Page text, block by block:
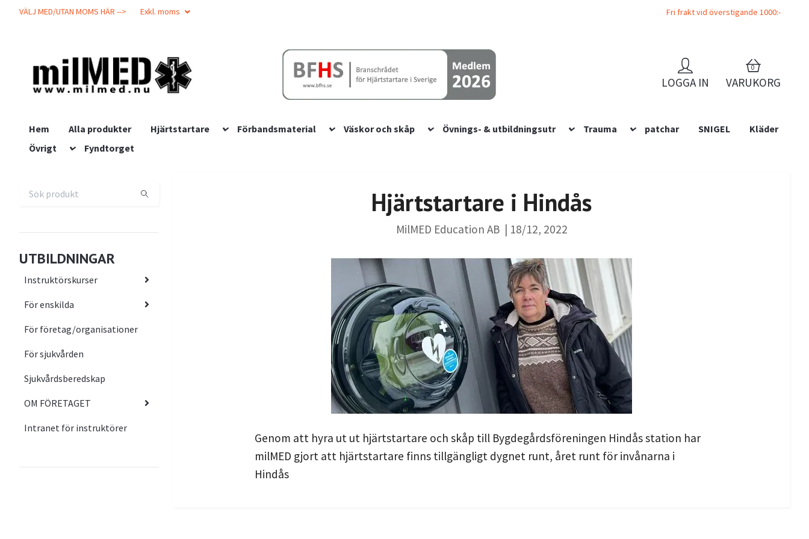
VÄLJ MED/UTAN MOMS HÄR --> Exkl. moms Fri frakt vid överstigande 1000:-
LOGGA IN
0
VARUKORG
Hem Alla produkter Hjärtstartare Förbandsmaterial Väskor och skåp Övnings- & utbildningsutr Trauma patchar SNIGEL
Kläder
Övrigt
Fyndtorget
UTBILDNINGAR
Instruktörskurser
För enskilda
För företag/organisationer
För sjukvården
Sjukvårdsberedskap
OM FÖRETAGET
Intranet för instruktörer
Hjärtstartare i Hindås
MilMED Education AB | 18/12, 2022
Genom att hyra ut ut hjärtstartare och skåp till Bygdegårdsföreningen Hindås station har
milMED gjort att hjärtstartare finns tillgängligt dygnet runt, året runt för invånarna i
Hindås